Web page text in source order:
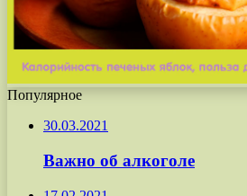
Популярное
30.03.2021
Важно об алкоголе